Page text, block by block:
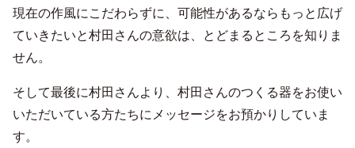
現在の作風にこだわらずに、可能性があるならもっと広げ
ていきたいと村田さんの意欲は、とどまるところを知りま
せん。
そして最後に村田さんより、村田さんのつくる器をお使い
いただいている方たちにメッセージをお預かりしていま
す。